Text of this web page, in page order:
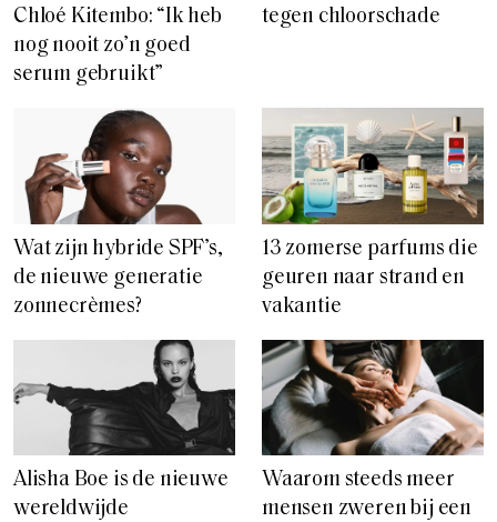
Chloé Kitembo: “Ik heb
nog nooit zo’n goed
serum gebruikt”
tegen chloorschade
Wat zijn hybride SPF’s,
de nieuwe generatie
zonnecrèmes?
13 zomerse parfums die
geuren naar strand en
vakantie
Alisha Boe is de nieuwe
wereldwijde
Waarom steeds meer
mensen zweren bij een